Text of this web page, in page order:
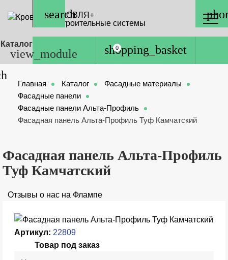
КРОВЛЯ+
Строительные системы
0
Главная Каталог
Фасадные материалы
Фасадные панели
Фасадные панели Альта-Профиль
Фасадная панель Альта-Профиль Туф Камчатский
Фасадная панель Альта-Профиль
Туф Камчатский
Каталог
Отзывы о нас на Флампе
Артикул: 22809
Товар под заказ